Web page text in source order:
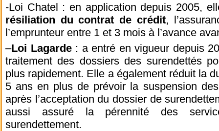
-Loi Chatel : en application depuis 2005,
résiliation du contrat de crédit,
l’emprunteur entre 1 et 3 mois à l’avance
–Loi Lagarde: a entré en vigueur depuis
traitement des dossiers des surendettés
plus rapidement. Elle a également réduit la
5 ans en plus de prévoir la suspension
après l’acceptation du dossier de
aussi assuré la pérennité des
surendettement.